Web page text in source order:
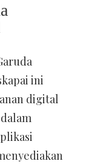
ini
digital